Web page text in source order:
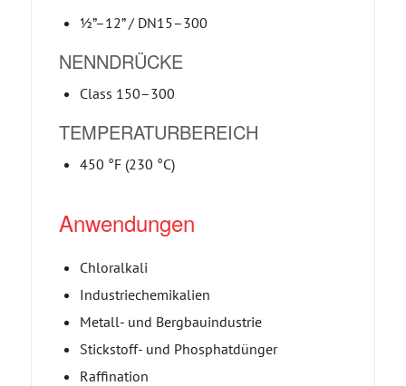
½”–12” / DN15–300
NENNDRÜCKE
Class 150–300
TEMPERATURBEREICH
450 °F (230 °C)
Anwendungen
Chloralkali
Industriechemikalien
Metall- und Bergbauindustrie
Stickstoff- und Phosphatdünger
Raffination